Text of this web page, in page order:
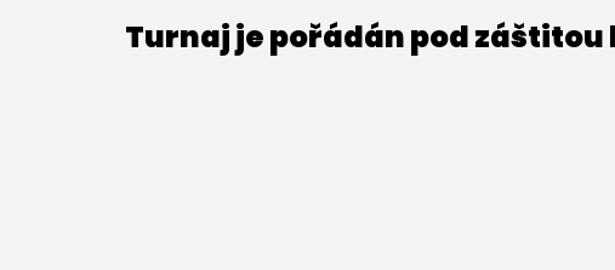
Turnaj je pořádán pod